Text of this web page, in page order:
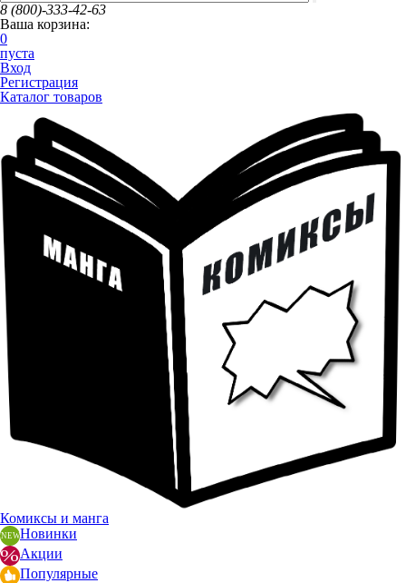
8 (800)-333-42-63
Ваша корзина:
0
пуста
Вход
Регистрация
Каталог товаров
Комиксы и манга
Новинки
Акции
Популярные